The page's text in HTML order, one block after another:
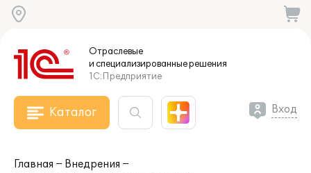
Отраслевые
и специализированныерешения
1С:Предприятие
Каталог Вход
Главная
Внедрения